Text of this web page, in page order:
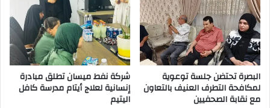
البصرة تحتضن جلسة توعوية
لمكافحة التطرف العنيف بالتعاون
مع نقابة الصحفيين
شركة نفط ميسان تطلق مبادرة
إنسانية لعلاج أيتام مدرسة كافل
اليتيم